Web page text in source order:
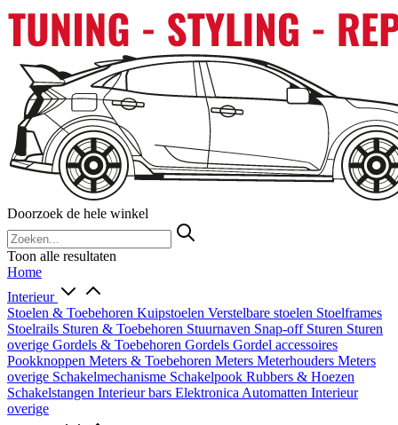
Doorzoek de hele winkel
Toon alle resultaten
Home
Interieur
Stoelen & Toebehoren Kuipstoelen Verstelbare stoelen Stoelframes
Stoelrails Sturen & Toebehoren Stuurnaven Snap-off Sturen Sturen
overige Gordels & Toebehoren Gordels Gordel accessoires
Pookknoppen Meters & Toebehoren Meters Meterhouders Meters
overige Schakelmechanisme Schakelpook Rubbers & Hoezen
Schakelstangen Interieur bars Elektronica Automatten Interieur
overige